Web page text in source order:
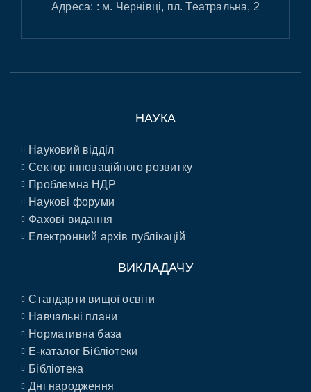
Адреса: : м. Чернівці, пл. Театральна, 2
НАУКА
Науковий відділ
Сектор інноваційного розвитку
Проблемна НДР
Наукові форуми
Фахові видання
Електронний архів публікацій
ВИКЛАДАЧУ
Стандарти вищої освіти
Навчальні плани
Нормативна база
E-каталог Бібліотеки
Бібліотека
Дні народження